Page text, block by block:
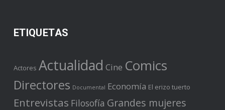
ETIQUETAS
Actores Actualidad Cine Comics
Directores Documental Economía El erizo tuerto
Entrevistas Filosofía Grandes mujeres